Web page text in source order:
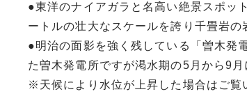
●東洋のナイアガラと名高い絶景スポッ
ートルの壮大なスケールを誇り千畳岩
●明治の面影を強く残している「曽木発
た曽木発電所ですが渇水期の5月から9
※天候により水位が上昇した場合はご覧